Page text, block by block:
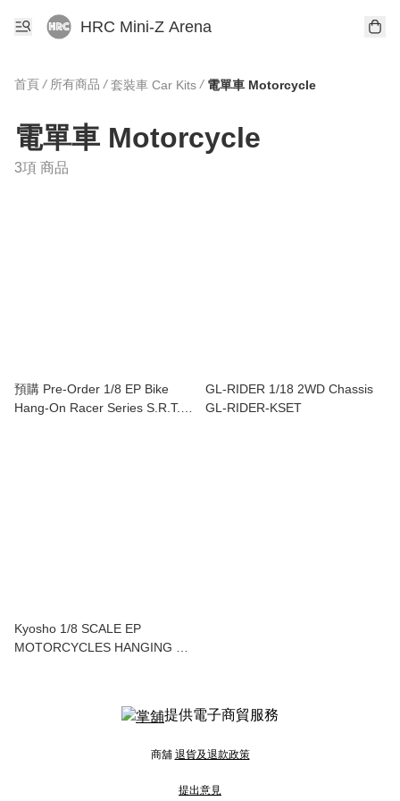
HRC Mini-Z Arena
首頁 / 所有商品 / 套裝車 Car Kits / 電單車 Motorcycle
電單車 Motorcycle
3項 商品
預購 Pre-Order 1/8 EP Bike
Hang-On Racer Series S.R.T.
GL-RIDER 1/18 2WD Chassis
GL-RIDER-KSET
Kyosho 1/8 SCALE EP
MOTORCYCLES HANGING ON
提供電子商貿服務
商舖 退貨及退款政策
提出意見